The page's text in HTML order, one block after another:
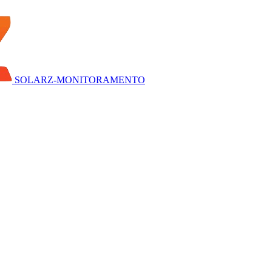
SOLARZ-MONITORAMENTO